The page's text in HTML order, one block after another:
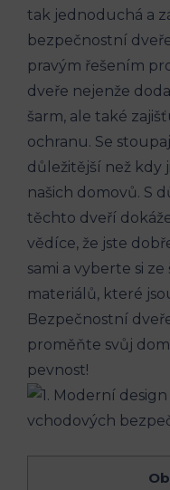
tak jednoduchá a
bezpečnostní
pravým řešením
dveře nejenže
šarm, ale také
ochranu. Se
důležitější než kdy
našich domovů. S
těchto dveří
vědíce, že jste
sami a vyberte si
materiálů, které
Bezpečnostní
proměňte svůj
pevnost!